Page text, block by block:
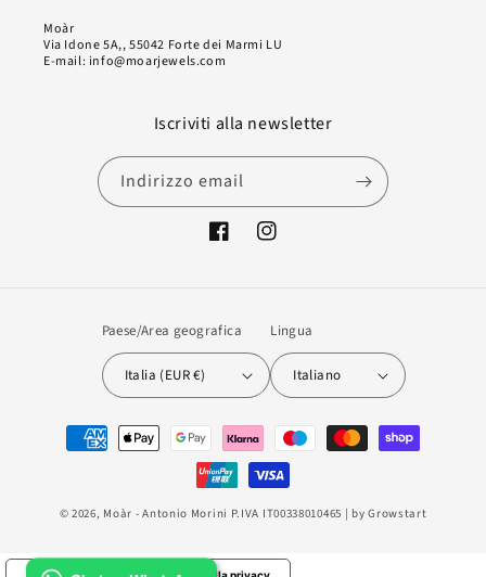
Moàr
Via Idone 5A,, 55042 Forte dei Marmi LU
E-mail: info@moarjewels.com
Iscriviti alla newsletter
Indirizzo email
FacebookInstagram
Paese/Area geografica
Italia (EUR €)
Lingua
Italiano
Metodi
© 2026, Moàr - Antonio Morini P.IVA IT00338010465 | byGrowstart